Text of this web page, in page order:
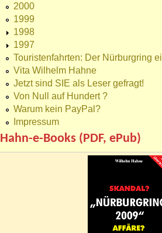
2000
1999
1998
1997
Touristenfahrten: Der Nürburgring
Vita Wilhelm Hahne
Jetzt sind SIE als Leser gefragt!
Von Null auf Hundert ?
Warum kein PayPal?
Impressum
Hahn-e-Books (PDF, ePub)